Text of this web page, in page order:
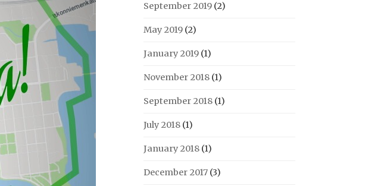
September 2019 (2)
May 2019 (2)
January 2019 (1)
November 2018 (1)
September 2018 (1)
July 2018 (1)
January 2018 (1)
December 2017 (3)